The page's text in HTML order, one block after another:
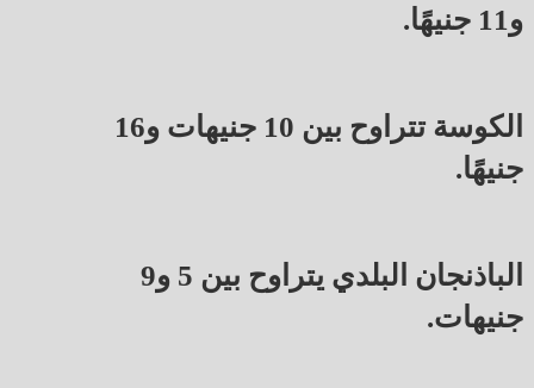
و11 جنيهًا.
الكوسة تتراوح بين 10 جنيهات و16
جنيهًا.
الباذنجان البلدي يتراوح بين 5 و9
جنيهات.